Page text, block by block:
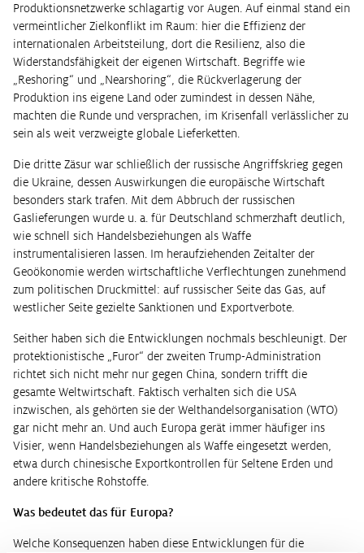
Produktionsnetzwerke schlagartig vor Augen. Auf einmal stand ein
vermeintlicher Zielkonflikt im Raum: hier die Effizienz der
internationalen Arbeitsteilung, dort die Resilienz, also die
Widerstandsfähigkeit der eigenen Wirtschaft. Begriffe wie
„Reshoring“ und „Nearshoring“, die Rückverlagerung der
Produktion ins eigene Land oder zumindest in dessen Nähe,
machten die Runde und versprachen, im Krisenfall verlässlicher zu
sein als weit verzweigte globale Lieferketten.
Die dritte Zäsur war schließlich der russische Angriffskrieg gegen
die Ukraine, dessen Auswirkungen die europäische Wirtschaft
besonders stark trafen. Mit dem Abbruch der russischen
Gaslieferungen wurde u. a. für Deutschland schmerzhaft deutlich,
wie schnell sich Handelsbeziehungen als Waffe
instrumentalisieren lassen. Im heraufziehenden Zeitalter der
Geoökonomie werden wirtschaftliche Verflechtungen zunehmend
zum politischen Druckmittel: auf russischer Seite das Gas, auf
westlicher Seite gezielte Sanktionen und Exportverbote.
Seither haben sich die Entwicklungen nochmals beschleunigt. Der
protektionistische „Furor“ der zweiten Trump-Administration
richtet sich nicht mehr nur gegen China, sondern trifft die
gesamte Weltwirtschaft. Faktisch verhalten sich die USA
inzwischen, als gehörten sie der Welthandelsorganisation (WTO)
gar nicht mehr an. Und auch Europa gerät immer häufiger ins
Visier, wenn Handelsbeziehungen als Waffe eingesetzt werden,
etwa durch chinesische Exportkontrollen für Seltene Erden und
andere kritische Rohstoffe.
Was bedeutet das für Europa?
Welche Konsequenzen haben diese Entwicklungen für die